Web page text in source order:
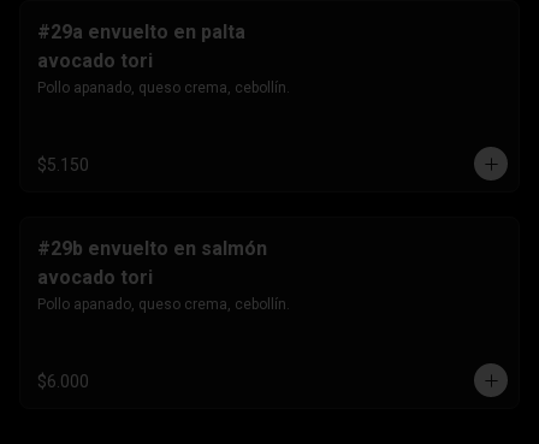
#29a envuelto en palta
avocado tori
Pollo apanado, queso crema, cebollín.
$5.150
#29b envuelto en salmón
avocado tori
Pollo apanado, queso crema, cebollín.
$6.000